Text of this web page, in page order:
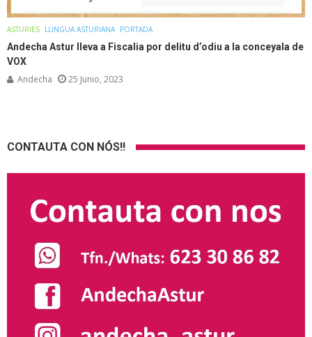
ASTURIES LLINGUA ASTURIANA PORTADA
Andecha Astur lleva a Fiscalia por delitu d’odiu a la conceyala de
VOX
Andecha 25 Junio, 2023
CONTAUTA CON NÓS!!